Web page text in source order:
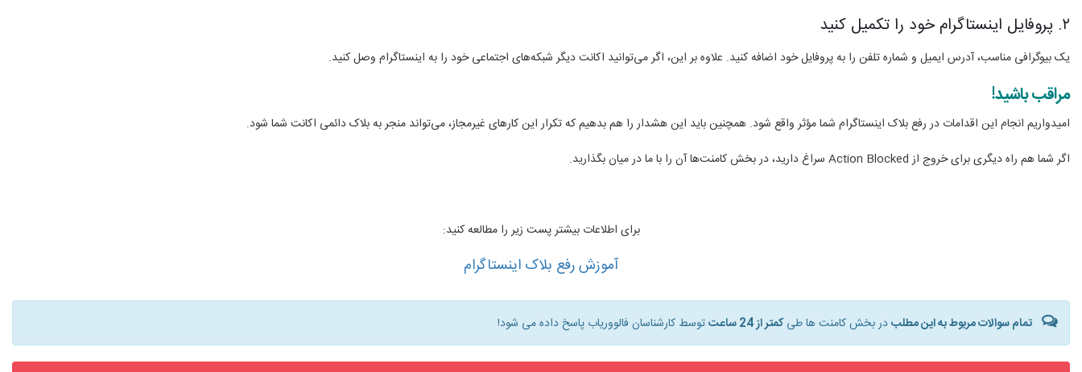
۲. پروفایل اینستاگرام خود را تکمیل کنید
یک بیوگرافی مناسب، آدرس ایمیل و شماره تلفن را به پروفایل خود اضافه کنید. علاوه بر این، اگر می‌توانید اکانت دیگر شبکه‌های اجتماعی خود را به اینستاگرام وصل کنید.
مراقب باشید!
امیدواریم انجام این اقدامات در رفع بلاک اینستاگرام شما مؤثر واقع شود. همچنین باید این هشدار را هم بدهیم که تکرار این کارهای غیرمجاز، می‌تواند منجر به بلاک دائمی اکانت شما شود.
اگر شما هم راه دیگری برای خروج از Action Blocked سراغ دارید، در بخش کامنت‌ها آن را با ما در میان بگذارید.
برای اطلاعات بیشتر پست زیر را مطالعه کنید:
آموزش رفع بلاک اینستاگرام
تمام سوالات مربوط به این مطلبدر بخش کامنت ها طیکمتر از 24 ساعت توسط کارشناسان فالووریاب پاسخ داده می شود!